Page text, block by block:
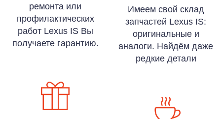
ремонта или
профилактических
работ Lexus IS Вы
получаете гарантию.
Имеем свой склад
запчастей Lexus IS:
оригинальные и
аналоги. Найдём даже
редкие детали